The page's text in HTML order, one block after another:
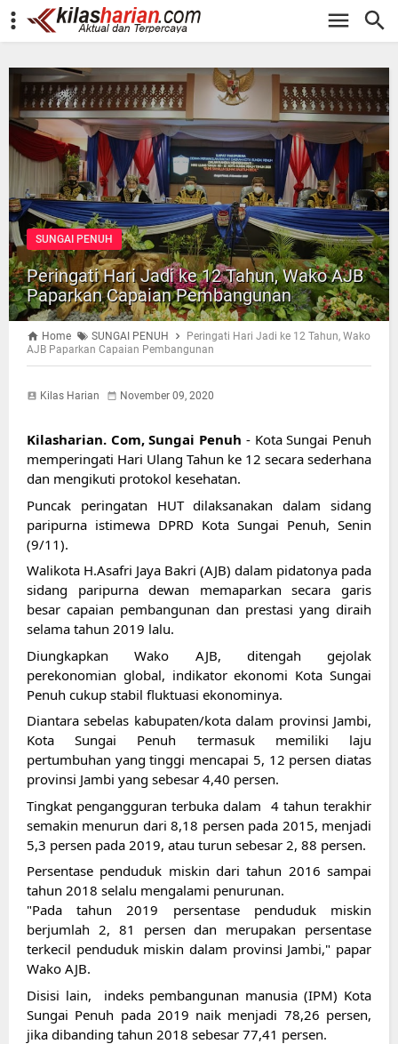
-->
SUNGAI PENUH
Peringati Hari Jadi ke 12 Tahun, Wako AJB
Paparkan Capaian Pembangunan
Home SUNGAI PENUH
Peringati Hari Jadi ke 12 Tahun, Wako
AJB Paparkan Capaian Pembangunan
Kilas Harian November 09, 2020
Kilasharian. Com, Sungai Penuh - Kota Sungai Penuh
memperingati Hari Ulang Tahun ke 12 secara sederhana
dan mengikuti protokol kesehatan.
Puncak peringatan HUT dilaksanakan dalam sidang
paripurna istimewa DPRD Kota Sungai Penuh, Senin
(9/11).
Walikota H.Asafri Jaya Bakri (AJB) dalam pidatonya pada
sidang paripurna dewan memaparkan secara garis
besar capaian pembangunan dan prestasi yang diraih
selama tahun 2019 lalu.
Diungkapkan Wako AJB, ditengah gejolak
perekonomian global, indikator ekonomi Kota Sungai
Penuh cukup stabil fluktuasi ekonominya.
Diantara sebelas kabupaten/kota dalam provinsi Jambi,
Kota Sungai Penuh termasuk memiliki laju
pertumbuhan yang tinggi mencapai 5, 12 persen diatas
provinsi Jambi yang sebesar 4,40 persen.
Tingkat pengangguran terbuka dalam  4 tahun terakhir
semakin menurun dari 8,18 persen pada 2015, menjadi
5,3 persen pada 2019, atau turun sebesar 2, 88 persen.
Persentase penduduk miskin dari tahun 2016 sampai
tahun 2018 selalu mengalami penurunan.
"Pada tahun 2019 persentase penduduk miskin
berjumlah 2, 81 persen dan merupakan persentase
terkecil penduduk miskin dalam provinsi Jambi," papar
Wako AJB.
Disisi lain,  indeks pembangunan manusia (IPM) Kota
Sungai Penuh pada 2019 naik menjadi 78,26 persen,
jika dibanding tahun 2018 sebesar 77,41 persen.